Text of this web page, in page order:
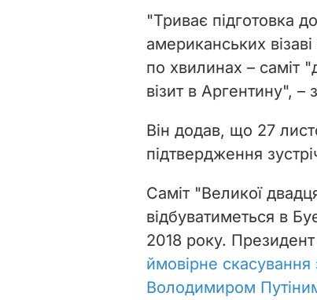
"Триває підготовка до
американських
по хвилинах – саміт
візит в Аргентину", –
Він додав, що 27
підтвердження
Саміт "Великої
відбуватиметься в
2018 року.
ймовірне скасування
Володимиром